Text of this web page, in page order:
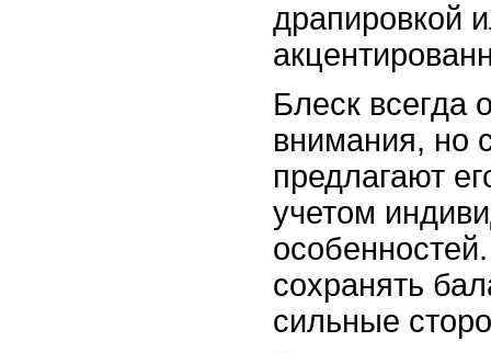
драпировкой
Блеск всегда
внимания, но
предлагают
учетом
сохранять
сильные